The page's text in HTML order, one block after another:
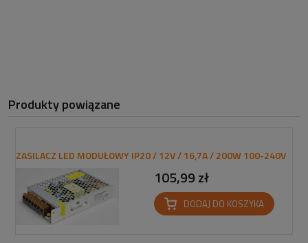
Produkty powiązane
ZASILACZ LED MODUŁOWY IP20 / 12V / 16,7A / 200W 100-240V
105,99 zł
DODAJ DO KOSZYKA